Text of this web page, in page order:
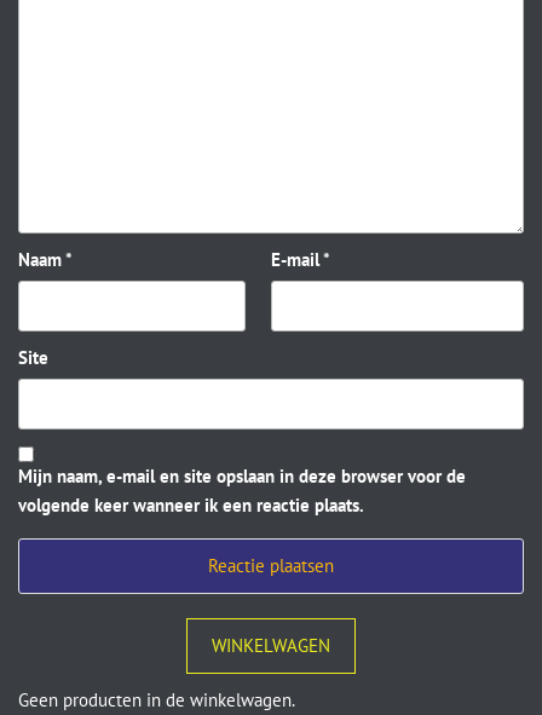
Naam* E-mail*
Site
Mijn naam, e-mail en site opslaan in deze browser voor de
volgende keer wanneer ik een reactie plaats.
WINKELWAGEN
Geen producten in de winkelwagen.